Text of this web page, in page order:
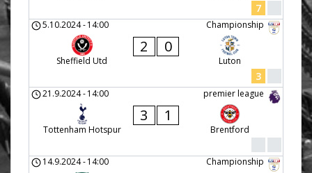
7
Championship
5.10.2024-14:00
Sheffield Utd
2 0
Luton
3
premier league
21.9.2024-14:00
Tottenham Hotspur
3 1
Brentford
Championship
14.9.2024-14:00